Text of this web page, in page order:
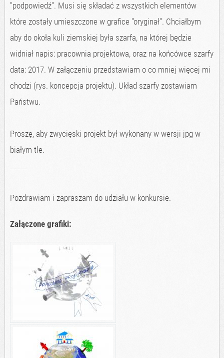
"podpowiedź". Musi się składać z wszystkich elementów
które zostały umieszczone w grafice "oryginał". Chciałbym
aby do okoła kuli ziemskiej była szarfa, na której będzie
widniał napis: pracownia projektowa, oraz na końcówce szarfy
data: 2017. W załączeniu przedstawiam o co mniej więcej mi
chodzi (rys. koncepcja projektu). Układ szarfy zostawiam
Państwu.
Proszę, aby zwycięski projekt był wykonany w wersji jpg w
białym tle.
Pozdrawiam i zapraszam do udziału w konkursie.
Załączone grafiki: